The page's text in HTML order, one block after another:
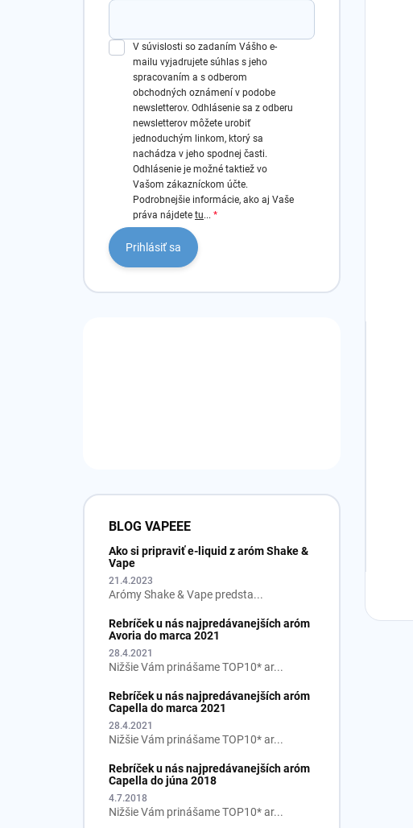
V súvislosti so zadaním Vášho e-
mailu vyjadrujete súhlas s jeho
spracovaním a s odberom
obchodných oznámení v podobe
newsletterov. Odhlásenie sa z odberu
newsletterov môžete urobiť
jednoduchým linkom, ktorý sa
nachádza v jeho spodnej časti.
Odhlásenie je možné taktiež vo
Vašom zákazníckom účte.
Podrobnejšie informácie, ako aj Vaše
práva nájdete tu...
Prihlásiť sa
BLOG VAPEEE
Ako si pripraviť e-liquid z aróm Shake &
Vape
21.4.2023
Arómy Shake & Vape predsta...
Rebríček u nás najpredávanejších aróm
Avoria do marca 2021
28.4.2021
Nižšie Vám prinášame TOP10* ar...
Rebríček u nás najpredávanejších aróm
Capella do marca 2021
28.4.2021
Nižšie Vám prinášame TOP10* ar...
Rebríček u nás najpredávanejších aróm
Capella do júna 2018
4.7.2018
Nižšie Vám prinášame TOP10* ar...